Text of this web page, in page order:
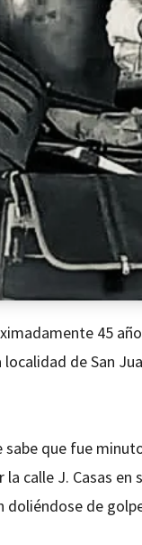
45
de San
sabe que fue
calle J. Casas en
doliéndose de